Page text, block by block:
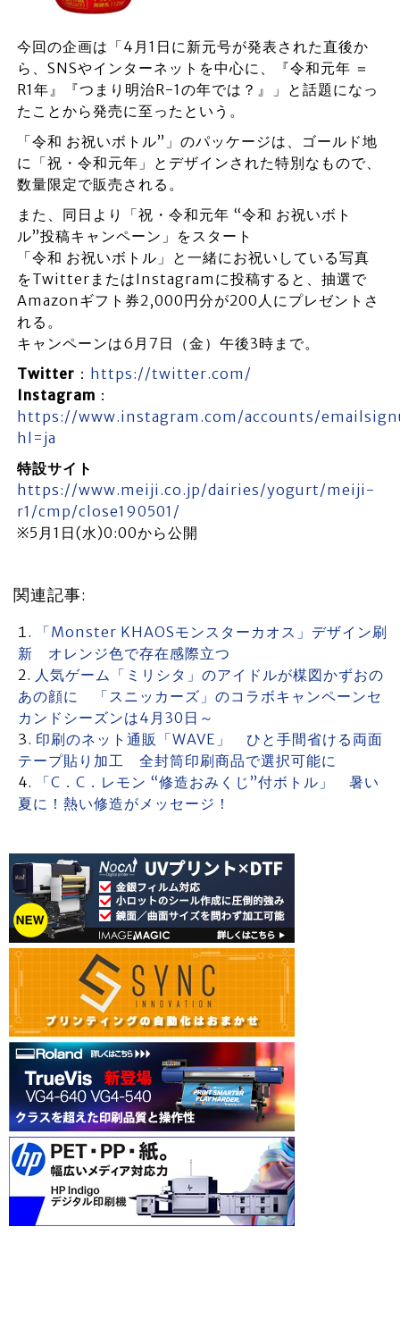
今回の企画は「4月1日に新元号が発表された直後か
ら、SNSやインターネットを中心に、『令和元年 ＝
R1年』『つまり明治R-1の年では？』」と話題になっ
たことから発売に至ったという。
「令和 お祝いボトル”」のパッケージは、ゴールド地
に「祝・令和元年」とデザインされた特別なもので、
数量限定で販売される。
また、同日より「祝・令和元年 “令和 お祝いボト
ル”投稿キャンペーン」をスタート
「令和 お祝いボトル」と一緒にお祝いしている写真
をTwitterまたはInstagramに投稿すると、抽選で
Amazonギフト券2,000円分が200人にプレゼントさ
れる。
キャンペーンは6月7日（金）午後3時まで。
Twitter ： https://twitter.com/
Instagram ：
https://www.instagram.com/accounts/
hl=ja
特設サイト
https://www.meiji.co.jp/dairies/yogurt/meiji-
r1/cmp/close190501/
※5月1日(水)0:00から公開
関連記事:
「Monster KHAOSモンスターカオス」デザイン刷
新 オレンジ色で存在感際立つ
人気ゲーム「ミリシタ」のアイドルが楳図かずおの
あの顔に 「スニッカーズ」のコラボキャンペーンセ
カンドシーズンは4月30日～
印刷のネット通販「WAVE」 ひと手間省ける両面
テープ貼り加工 全封筒印刷商品で選択可能に
「C．C．レモン “修造おみくじ”付ボトル」 暑い
夏に！熱い修造がメッセージ！